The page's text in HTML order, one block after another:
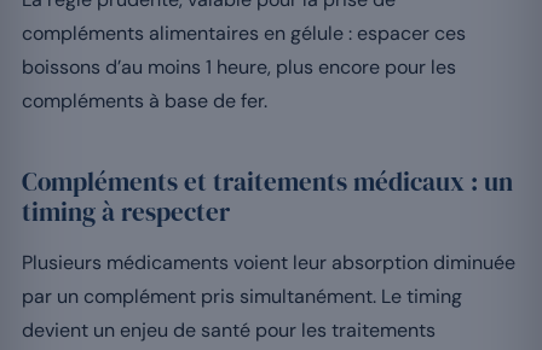
compléments alimentaires en gélule : espacer ces
boissons d’au moins 1 heure, plus encore pour les
compléments à base de fer.
Compléments et traitements médicaux : un
timing à respecter
Plusieurs médicaments voient leur absorption diminuée
par un complément pris simultanément. Le timing
devient un enjeu de santé pour les traitements